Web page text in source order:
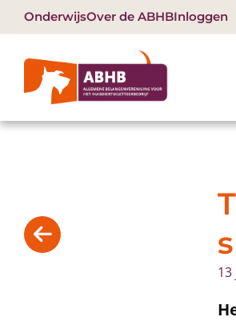
OnderwijsOver de ABHBInloggen